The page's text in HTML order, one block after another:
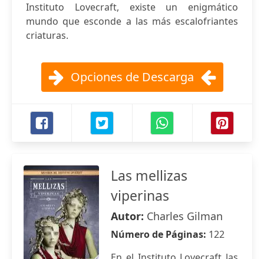
Instituto Lovecraft, existe un enigmático
mundo que esconde a las más escalofriantes
criaturas.
Opciones de Descarga
Las mellizas
viperinas
Autor: Charles Gilman
Número de Páginas: 122